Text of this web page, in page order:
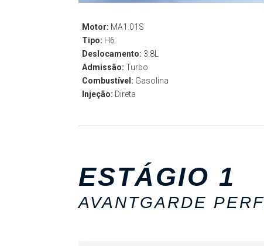
Motor: MA1.01S
Tipo: H6
Deslocamento: 3.8L
Admissão: Turbo
Combustível: Gasolina
Injeção: Direta
ESTÁGIO 1
AVANTGARDE